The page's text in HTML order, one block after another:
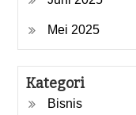
Mei 2025
Kategori
Bisnis